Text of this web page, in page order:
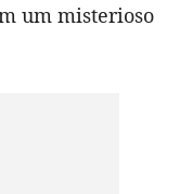
um misterioso